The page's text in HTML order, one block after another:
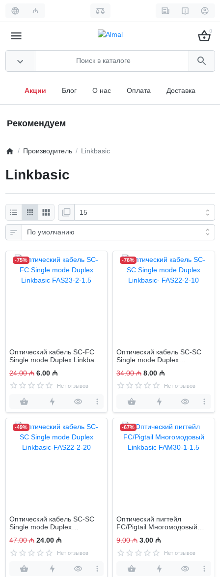
₼
0
Акции Блог О нас Оплата Доставка
Рекомендуем
Производитель Linkbasic
Linkbasic
-75%
Оптический кабель SC-FC
Single mode Duplex Linkbasic
24.00 ₼ 6.00 ₼
Нет отзывов
-76%
Оптический кабель SC-SC
Single mode Duplex
34.00 ₼ 8.00 ₼
Нет отзывов
-49%
Оптический кабель SC-SC
Single mode Duplex
47.00 ₼ 24.00 ₼
Нет отзывов
-67%
Оптический пигтейл
FC/Pigtail Многомодовый
9.00 ₼ 3.00 ₼
Нет отзывов